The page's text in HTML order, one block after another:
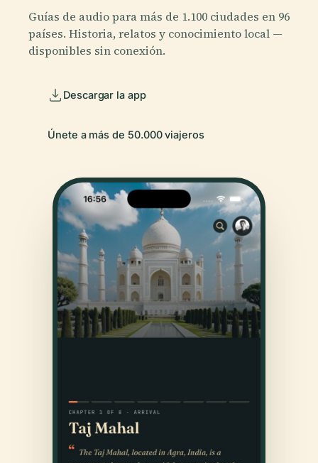
Guías de audio para más de 1.100 ciudades en 96
países. Historia, relatos y conocimiento local —
disponibles sin conexión.
Descargar la app
Únete a más de 50.000 viajeros